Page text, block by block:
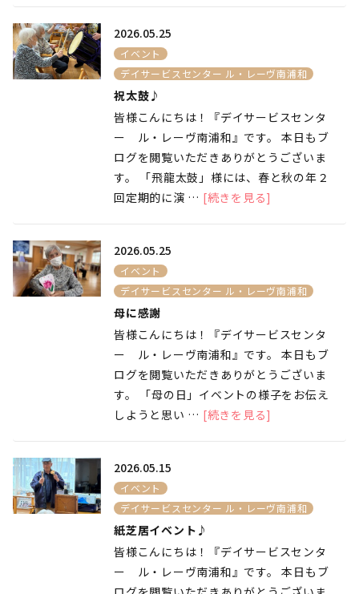
2026.05.25
イベント
デイサービスセンター ル・レーヴ南浦和
祝太鼓♪
皆様こんにちは！『デイサービスセンタ
ー ル・レーヴ南浦和』です。 本日もブ
ログを閲覧いただきありがとうございま
す。 「飛龍太鼓」様には、春と秋の年２
回定期的に演 … [続きを見る]
2026.05.25
イベント
デイサービスセンター ル・レーヴ南浦和
母に感謝
皆様こんにちは！『デイサービスセンタ
ー ル・レーヴ南浦和』です。 本日もブ
ログを閲覧いただきありがとうございま
す。 「母の日」イベントの様子をお伝え
しようと思い … [続きを見る]
2026.05.15
イベント
デイサービスセンター ル・レーヴ南浦和
紙芝居イベント♪
皆様こんにちは！『デイサービスセンタ
ー ル・レーヴ南浦和』です。 本日もブ